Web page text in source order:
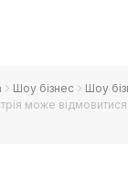
Шоу бізнес
Шоу
може